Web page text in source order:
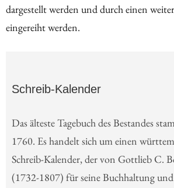
dargestellt werden und durch einen
eingereiht werden.
Schreib-Kalender
Das älteste Tagebuch des Bestandes
1760. Es handelt sich um einen
Schreib-Kalender, der von Gottlieb C.
(1732-1807) für seine Buchhaltung